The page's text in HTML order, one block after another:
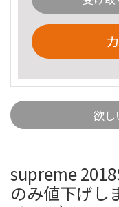
欲し
supreme
のみ値下げし